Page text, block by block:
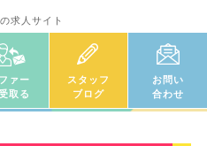
求人サイト
ァー
取る
スタッフ
ブログ
お問い
合わせ